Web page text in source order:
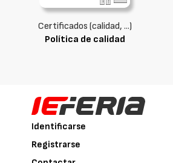
Certificados (calidad, ...)
Política de calidad
Identificarse
Registrarse